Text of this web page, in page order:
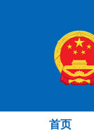
首页